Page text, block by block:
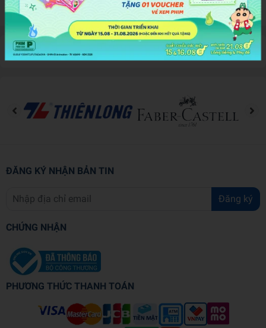
Đánh giá sản phẩm
ĐĂNG KÝ NHẬN BẢN TIN
Đăng ký
CHỨNG NHẬN
PHƯƠNG THỨC THANH TOÁN